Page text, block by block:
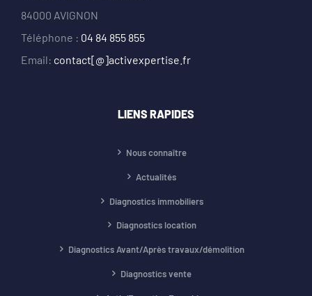
84000 AVIGNON
Téléphone : 04 84 855 855
Email: contact[@]activexpertise.fr
LIENS RAPIDES
Nous connaître
Actualités
Diagnostics immobiliers
Diagnostics location
Diagnostics Avant/Après travaux/démolition
Diagnostics vente